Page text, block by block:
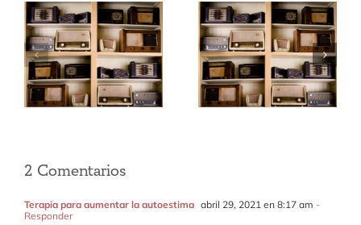
Pandemia y
Reyes Magos
¿Cómo
conseguir los
propósitos de
año nuevo?
2 Comentarios
Terapia para aumentar la autoestima abril 29, 2021 en 8:17 am -
Responder